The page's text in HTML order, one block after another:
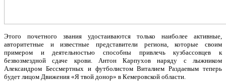
Этого почетного звания удостаиваются только наиболее активные,
авторитетные и известные представители региона, которые своим
примером и деятельностью способны привлечь кузбассовцев к
безвозмездной сдаче крови. Антон Карпухов наряду с лыжником
Александром Бессмертных и футболистом Виталием Раздаевым теперь
будет лицом Движения «Я твой донор» в Кемеровской области.